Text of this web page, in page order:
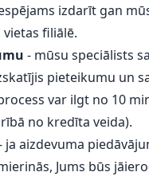
izdarīt gan
filiālē.
- mūsu speciālists
pieteikumu un
var ilgt no 10
no kredīta veida).
ja aizdevuma
Jums būs